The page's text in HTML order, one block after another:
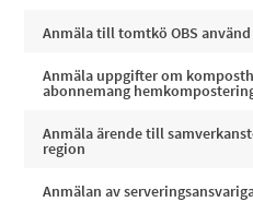
Anmäla till tomtkö OBS
Anmäla uppgifter om
abonnemang
Anmäla ärende till
region
Anmälan av